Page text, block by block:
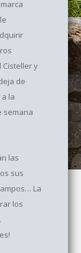
Cisteller y
de
la
semana
las
sus
La
los